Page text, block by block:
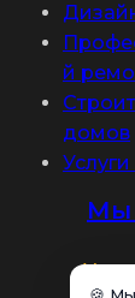
й
домов
Мы